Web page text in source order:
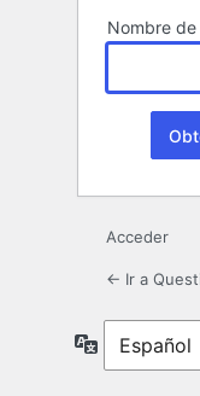
Nombre
Acceder
← Ir a
Idioma